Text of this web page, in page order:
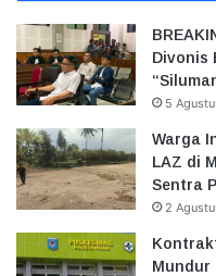
Divonis
5
Warga
LAZ di
Sentra
2
Mundur